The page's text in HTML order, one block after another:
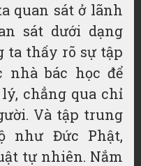
quan sát ở lãnh
sát dưới dạng
ta thấy rõ sự tập
nhà bác học để
chẳng qua chỉ
Và tập trung
như Đức Phật,
tự nhiên. Nắm